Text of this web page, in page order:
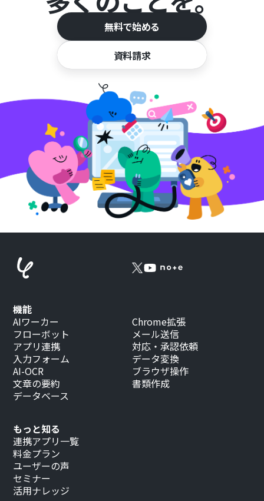
無料で始める
資料請求
もっと知る
連携アプリ一覧
料金プラン
ユーザーの声
セミナー
活用ナレッジ
機能
AIワーカー
フローボット
アプリ連携
入力フォーム
AI-OCR
文章の要約
データベース
Chrome拡張
メール送信
対応・承認依頼
データ変換
ブラウザ操作
書類作成